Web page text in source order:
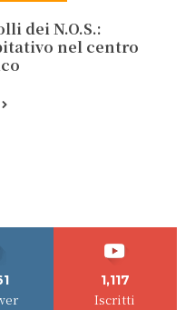
dei N.O.S.:
nel centro
1,117
Iscritti